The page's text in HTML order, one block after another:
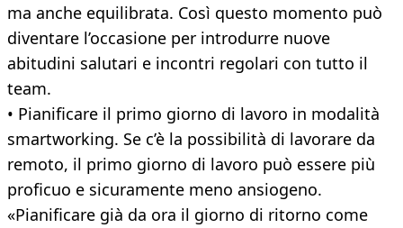
ma anche equilibrata. Così questo momento può
diventare l’occasione per introdurre nuove
abitudini salutari e incontri regolari con tutto il
team.
• Pianificare il primo giorno di lavoro in modalità
smartworking. Se c’è la possibilità di lavorare da
remoto, il primo giorno di lavoro può essere più
proficuo e sicuramente meno ansiogeno.
«Pianificare già da ora il giorno di ritorno come